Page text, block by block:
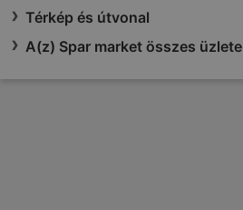
Térkép és útvonal
A(z) Spar market összes üzlete